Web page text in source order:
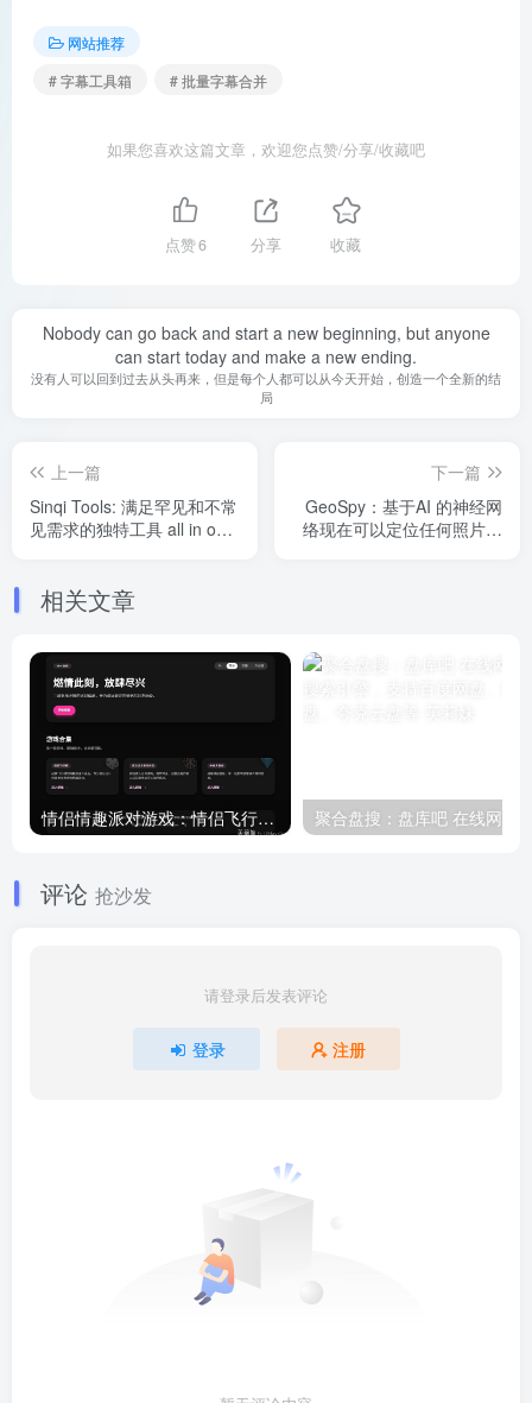
网站推荐
# 字幕工具箱
# 批量字幕合并
如果您喜欢这篇文章，欢迎您点赞/分享/收藏吧
点赞6 分享 收藏
Nobody can go back and start a new beginning, but anyone
can start today and make a new ending.
没有人可以回到过去从头再来，但是每个人都可以从今天开始，创造一个全新的结
局
上一篇
Sinqi Tools: 满足罕见和不常
见需求的独特工具 all in one
下一篇
GeoSpy：基于AI 的神经网
络现在可以定位任何照片的
相关文章
情侣情趣派对游戏：情侣飞行棋+真心话大冒险新增好孩子版本
评论 抢沙发
请登录后发表评论
登录 注册